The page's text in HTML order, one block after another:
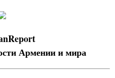
Армении и мира